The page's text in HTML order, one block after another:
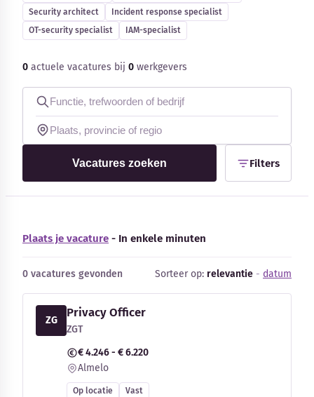
Blog
Bedrijfsupdates
Externe bronnen
Woordenboek
Auteurs
Security architect
Incident response specialist
OT-security specialist
IAM-specialist
0 actuele vacatures bij 0 werkgevers
Vacatures zoeken Filters
Plaats je vacature - In enkele minuten
0 vacatures gevonden Sorteer op: relevantie - datum
ZG
Privacy Officer
ZGT
€ 4.246 - € 6.220
Almelo
Op locatie Vast